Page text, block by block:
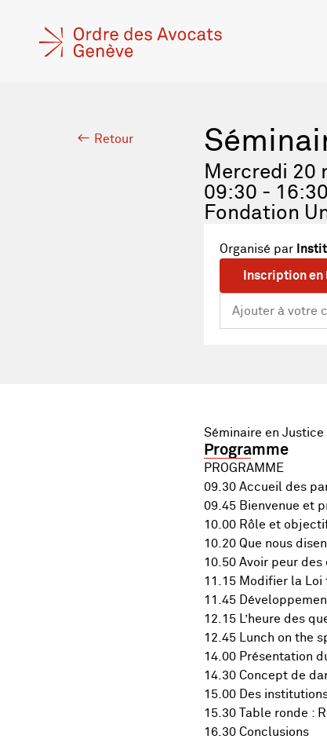
Retour
Mercredi 20
09:30 - 16:30
Fondation
Organisé par
Inscription en
Séminaire en
Programme
PROGRAMME
09.30 Accueil des
09.45 Bienvenue et
10.00 Rôle et
10.20 Que nous
10.50 Avoir peur
11.15 Modifier la
11.45
12.15 L’heure des
12.45 Lunch on the
14.00 Présentation
14.30 Concept de
15.00 Des
15.30 Table ronde :
16.30 Conclusions